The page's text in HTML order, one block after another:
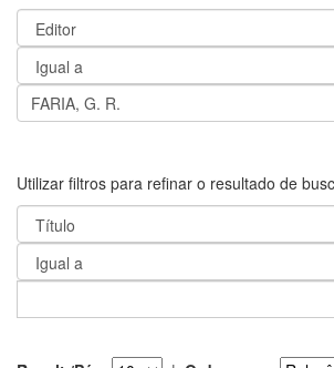
Utilizar filtros para refinar o resultado de